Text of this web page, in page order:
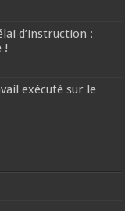
d’instruction :
!
exécuté sur le